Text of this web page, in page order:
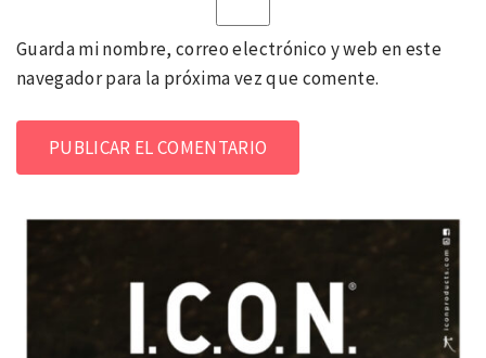
Guarda mi nombre, correo electrónico y web en este
navegador para la próxima vez que comente.